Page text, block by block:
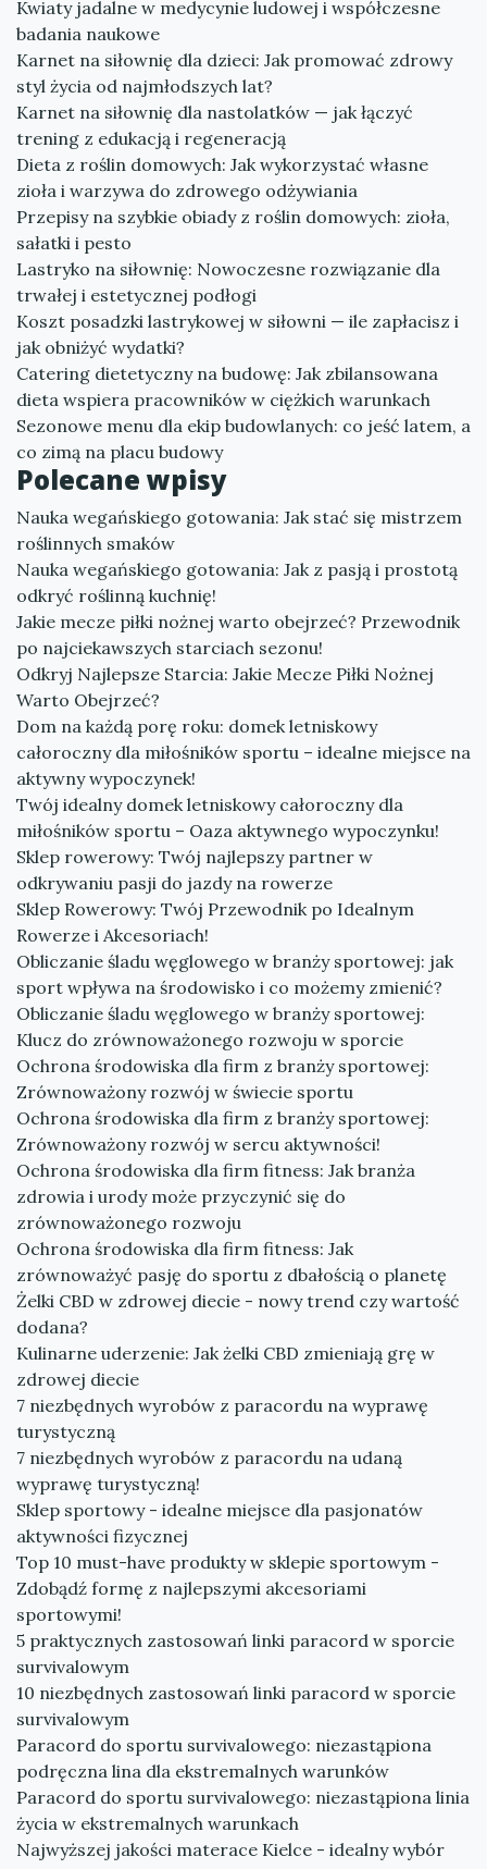
Kwiaty jadalne w medycynie ludowej i współczesne
badania naukowe
Karnet na siłownię dla dzieci: Jak promować zdrowy
styl życia od najmłodszych lat?
Karnet na siłownię dla nastolatków — jak łączyć
trening z edukacją i regeneracją
Dieta z roślin domowych: Jak wykorzystać własne
zioła i warzywa do zdrowego odżywiania
Przepisy na szybkie obiady z roślin domowych: zioła,
sałatki i pesto
Lastryko na siłownię: Nowoczesne rozwiązanie dla
trwałej i estetycznej podłogi
Koszt posadzki lastrykowej w siłowni — ile zapłacisz i
jak obniżyć wydatki?
Catering dietetyczny na budowę: Jak zbilansowana
dieta wspiera pracowników w ciężkich warunkach
Sezonowe menu dla ekip budowlanych: co jeść latem, a
co zimą na placu budowy
Polecane wpisy
Nauka wegańskiego gotowania: Jak stać się mistrzem
roślinnych smaków
Nauka wegańskiego gotowania: Jak z pasją i prostotą
odkryć roślinną kuchnię!
Jakie mecze piłki nożnej warto obejrzeć? Przewodnik
po najciekawszych starciach sezonu!
Odkryj Najlepsze Starcia: Jakie Mecze Piłki Nożnej
Warto Obejrzeć?
Dom na każdą porę roku: domek letniskowy
całoroczny dla miłośników sportu – idealne miejsce na
aktywny wypoczynek!
Twój idealny domek letniskowy całoroczny dla
miłośników sportu – Oaza aktywnego wypoczynku!
Sklep rowerowy: Twój najlepszy partner w
odkrywaniu pasji do jazdy na rowerze
Sklep Rowerowy: Twój Przewodnik po Idealnym
Rowerze i Akcesoriach!
Obliczanie śladu węglowego w branży sportowej: jak
sport wpływa na środowisko i co możemy zmienić?
Obliczanie śladu węglowego w branży sportowej:
Klucz do zrównoważonego rozwoju w sporcie
Ochrona środowiska dla firm z branży sportowej:
Zrównoważony rozwój w świecie sportu
Ochrona środowiska dla firm z branży sportowej:
Zrównoważony rozwój w sercu aktywności!
Ochrona środowiska dla firm fitness: Jak branża
zdrowia i urody może przyczynić się do
zrównoważonego rozwoju
Ochrona środowiska dla firm fitness: Jak
zrównoważyć pasję do sportu z dbałością o planetę
Żelki CBD w zdrowej diecie - nowy trend czy wartość
dodana?
Kulinarne uderzenie: Jak żelki CBD zmieniają grę w
zdrowej diecie
7 niezbędnych wyrobów z paracordu na wyprawę
turystyczną
7 niezbędnych wyrobów z paracordu na udaną
wyprawę turystyczną!
Sklep sportowy - idealne miejsce dla pasjonatów
aktywności fizycznej
Top 10 must-have produkty w sklepie sportowym -
Zdobądź formę z najlepszymi akcesoriami
sportowymi!
5 praktycznych zastosowań linki paracord w sporcie
survivalowym
10 niezbędnych zastosowań linki paracord w sporcie
survivalowym
Paracord do sportu survivalowego: niezastąpiona
podręczna lina dla ekstremalnych warunków
Paracord do sportu survivalowego: niezastąpiona linia
życia w ekstremalnych warunkach
Najwyższej jakości materace Kielce - idealny wybór